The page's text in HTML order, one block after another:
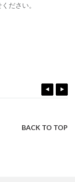
ださい。
BACK TO TOP